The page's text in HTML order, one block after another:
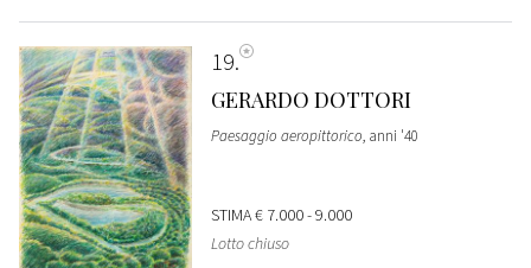
19
GERARDO DOTTORI
Paesaggio aeropittorico, anni '40
STIMA€ 7.000 - 9.000
Lotto chiuso